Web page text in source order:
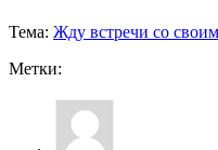
Тема: Жду встречи со
Метки: